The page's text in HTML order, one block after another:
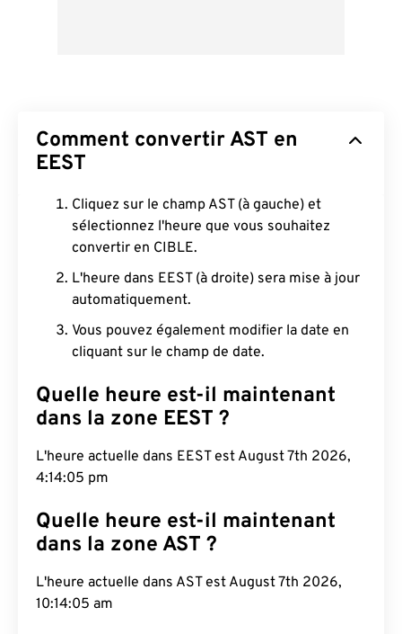
Comment convertir AST en
EEST
Cliquez sur le champ AST (à gauche) et
sélectionnez l'heure que vous souhaitez
convertir en CIBLE.
L'heure dans EEST (à droite) sera mise à jour
automatiquement.
Vous pouvez également modifier la date en
cliquant sur le champ de date.
Quelle heure est-il maintenant
dans la zone EEST ?
L'heure actuelle dans EEST est August 7th 2026,
4:14:05 pm
Quelle heure est-il maintenant
dans la zone AST ?
L'heure actuelle dans AST est August 7th 2026,
10:14:05 am